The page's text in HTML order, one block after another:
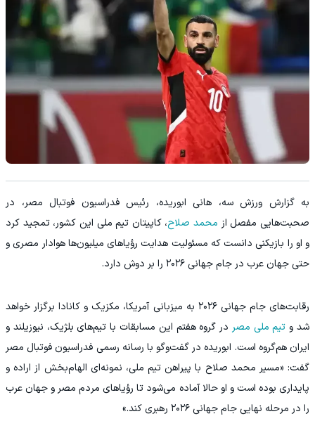
به گزارش ورزش سه، هانی ابوریده، رئیس فدراسیون فوتبال مصر، در
صحبت‌هایی مفصل از محمد صلاح، کاپیتان تیم ملی این کشور، تمجید کرد
و او را بازیکنی دانست که مسئولیت هدایت رؤیاهای میلیون‌ها هوادار مصری و
حتی جهان عرب در جام جهانی ۲۰۲۶ را بر دوش دارد.
رقابت‌های جام جهانی ۲۰۲۶ به میزبانی آمریکا، مکزیک و کانادا برگزار خواهد
شد و تیم ملی مصر در گروه هفتم این مسابقات با تیم‌های بلژیک، نیوزیلند و
ایران هم‌گروه است. ابوریده در گفت‌وگو با رسانه رسمی فدراسیون فوتبال مصر
گفت: «مسیر محمد صلاح با پیراهن تیم ملی، نمونه‌ای الهام‌بخش از اراده و
پایداری بوده است و او حالا آماده می‌شود تا رؤیاهای مردم مصر و جهان عرب
را در مرحله نهایی جام جهانی ۲۰۲۶ رهبری کند.»